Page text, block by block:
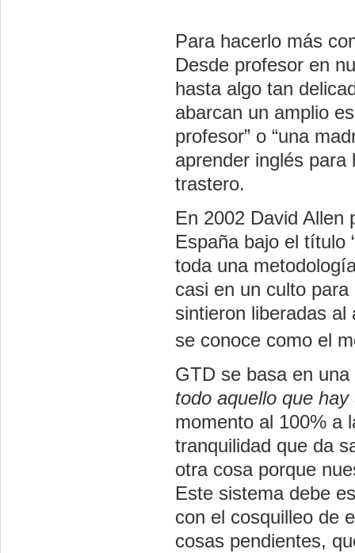
Para hacerlo más
Desde profesor en
hasta algo tan
abarcan un amplio
profesor” o “una
aprender inglés
trastero.
En 2002 David Allen
España bajo el título
toda una
casi en un culto
sintieron liberadas
se conoce como el
GTD se basa en
todo aquello que
momento al 100% a
tranquilidad que da
otra cosa porque
Este sistema debe
con el cosquilleo de
cosas pendientes,